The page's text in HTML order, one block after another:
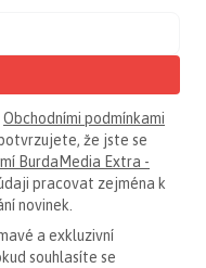
Obchodními podmínkami
že jste se
BurdaMedia Extra -
pracovat zejména k
novinek.
a exkluzivní
souhlasíte se